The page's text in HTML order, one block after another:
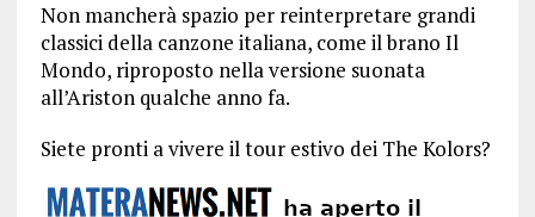
Non mancherà spazio per reinterpretare grandi
classici della canzone italiana, come il brano Il
Mondo, riproposto nella versione suonata
all’Ariston qualche anno fa.
Siete pronti a vivere il tour estivo dei The Kolors?